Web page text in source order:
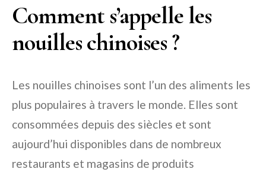
Comment s’appelle les
nouilles chinoises ?
Les nouilles chinoises sont l’un des aliments les
plus populaires à travers le monde. Elles sont
consommées depuis des siècles et sont
aujourd’hui disponibles dans de nombreux
restaurants et magasins de produits